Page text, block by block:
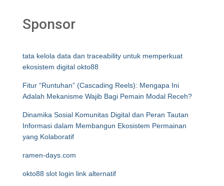
Sponsor
tata kelola data dan traceability untuk memperkuat
ekosistem digital okto88
Fitur “Runtuhan” (Cascading Reels): Mengapa Ini
Adalah Mekanisme Wajib Bagi Pemain Modal Receh?
Dinamika Sosial Komunitas Digital dan Peran Tautan
Informasi dalam Membangun Ekosistem Permainan
yang Kolaboratif
ramen-days.com
okto88 slot login link alternatif